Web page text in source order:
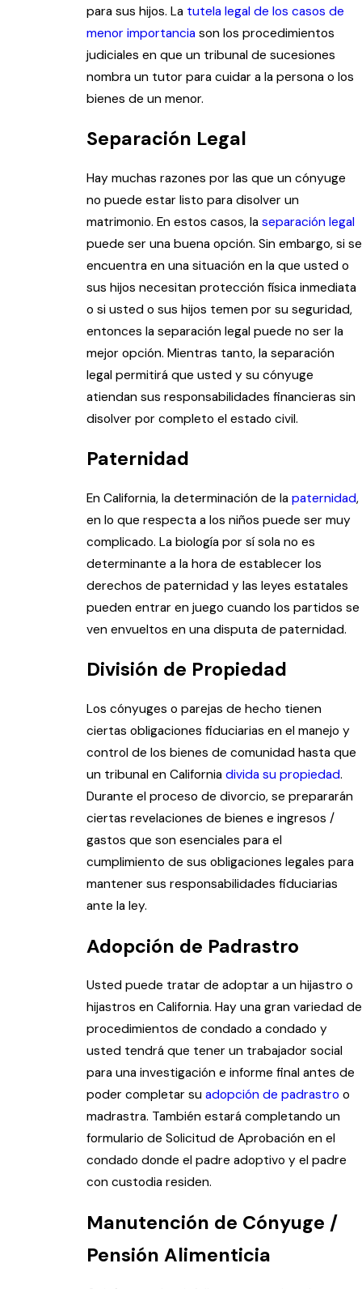
para sus hijos. La tutela legal de los casos de
menor importancia son los procedimientos
judiciales en que un tribunal de sucesiones
nombra un tutor para cuidar a la persona o los
bienes de un menor.
Separación Legal
Hay muchas razones por las que un cónyuge
no puede estar listo para disolver un
matrimonio. En estos casos, la separación legal
puede ser una buena opción. Sin embargo, si se
encuentra en una situación en la que usted o
sus hijos necesitan protección física inmediata
o si usted o sus hijos temen por su seguridad,
entonces la separación legal puede no ser la
mejor opción. Mientras tanto, la separación
legal permitirá que usted y su cónyuge
atiendan sus responsabilidades financieras sin
disolver por completo el estado civil.
Paternidad
En California, la determinación de la paternidad,
en lo que respecta a los niños puede ser muy
complicado. La biología por sí sola no es
determinante a la hora de establecer los
derechos de paternidad y las leyes estatales
pueden entrar en juego cuando los partidos se
ven envueltos en una disputa de paternidad.
División de Propiedad
Los cónyuges o parejas de hecho tienen
ciertas obligaciones fiduciarias en el manejo y
control de los bienes de comunidad hasta que
un tribunal en California divida su propiedad.
Durante el proceso de divorcio, se prepararán
ciertas revelaciones de bienes e ingresos /
gastos que son esenciales para el
cumplimiento de sus obligaciones legales para
mantener sus responsabilidades fiduciarias
ante la ley.
Adopción de Padrastro
Usted puede tratar de adoptar a un hijastro o
hijastros en California. Hay una gran variedad de
procedimientos de condado a condado y
usted tendrá que tener un trabajador social
para una investigación e informe final antes de
poder completar su adopción de padrastro o
madrastra. También estará completando un
formulario de Solicitud de Aprobación en el
condado donde el padre adoptivo y el padre
con custodia residen.
Manutención de Cónyuge /
Pensión Alimenticia